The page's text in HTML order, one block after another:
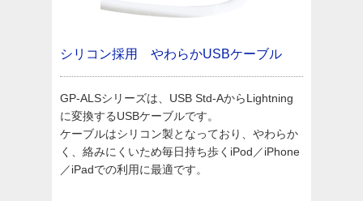
シリコン採用 やわらかUSBケーブル
GP-ALSシリーズは、USB Std-AからLightning
に変換するUSBケーブルです。
ケーブルはシリコン製となっており、やわらか
く、絡みにくいため毎日持ち歩くiPod／iPhone
／iPadでの利用に最適です。​